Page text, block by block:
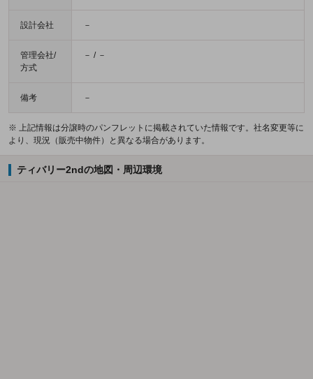
設計会社 －
管理会社/
方式
－ / －
備考 －
※ 上記情報は分譲時のパンフレットに掲載されていた情報です。社名変更等に
より、現況（販売中物件）と異なる場合があります。
ティバリー2ndの地図・周辺環境